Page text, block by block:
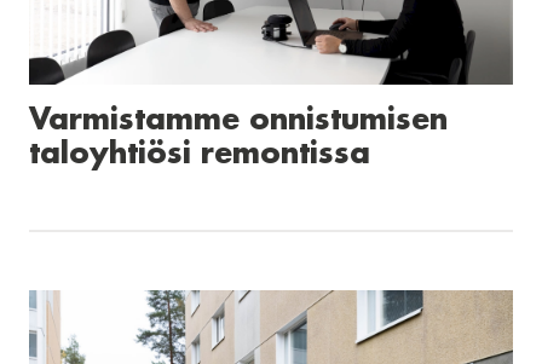
Varmistamme onnistumisen
taloyhtiösi remontissa